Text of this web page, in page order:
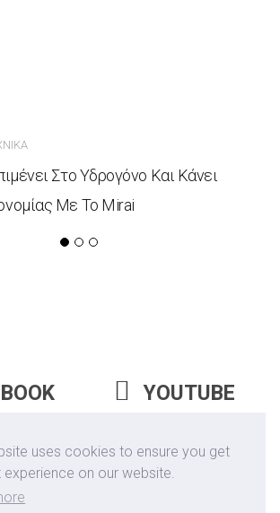
uses cookies to ensure you get
experience on our website.
Στο Υδρογόνο Και Κάνει
Με Το Mirai
YOUTUBE
INSTAGRAM